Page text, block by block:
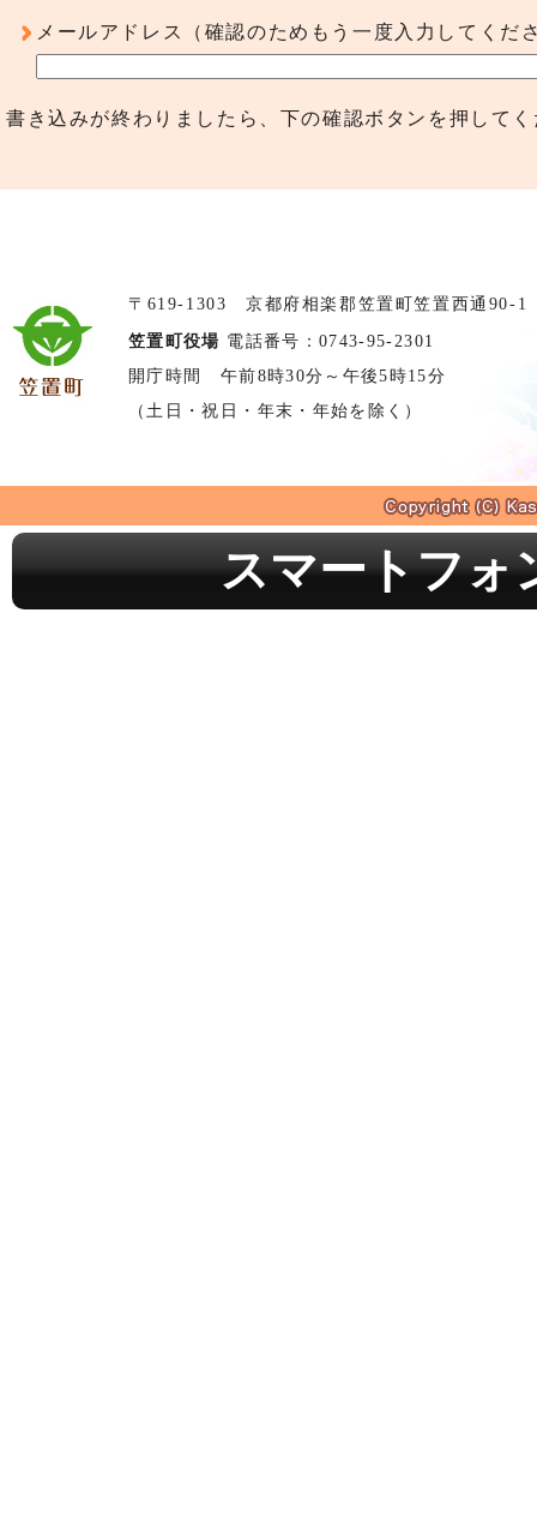
メールアドレス（確認のためもう一度入力してくだ
書き込みが終わりましたら、下の確認ボタンを押して
〒619-1303 京都府相楽郡笠置町笠置西通90-1
笠置町役場 電話番号：0743-95-2301
開庁時間 午前8時30分～午後5時15分
（土日・祝日・年末・年始を除く）
スマートフォ